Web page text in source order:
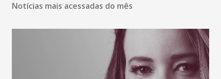
Notícias mais acessadas do mês